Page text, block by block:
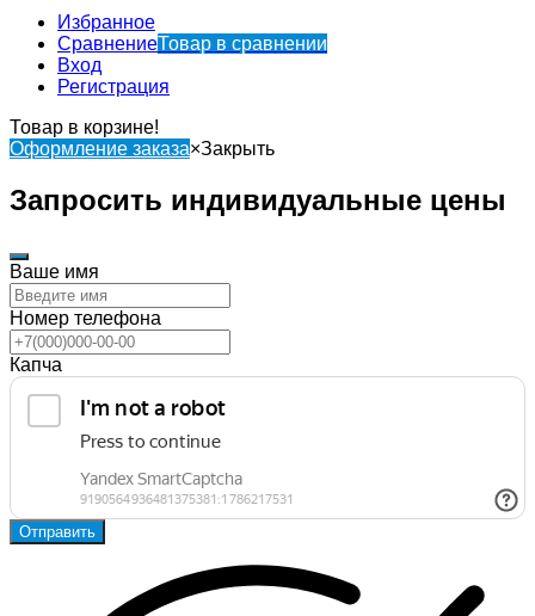
Избранное
СравнениеТовар в сравнении
Вход
Регистрация
Товар в корзине!
Оформление заказа×Закрыть
Запросить индивидуальные цены
Ваше имя
Номер телефона
Капча
Отправить